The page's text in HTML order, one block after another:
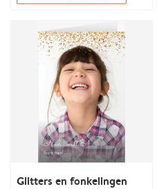
Glitters en fonkelingen